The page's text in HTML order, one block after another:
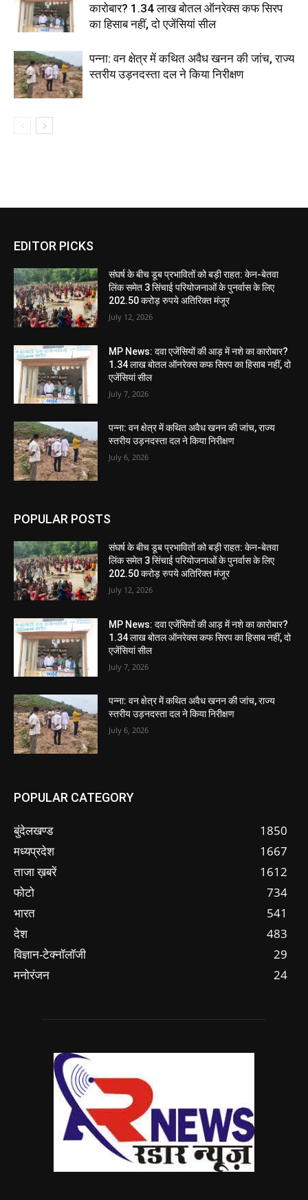
कारोबार? 1.34 लाख बोतल ऑनरेक्स कफ सिरप
का हिसाब नहीं, दो एजेंसियां सील
पन्ना: वन क्षेत्र में कथित अवैध खनन की जांच, राज्य
स्तरीय उड़नदस्ता दल ने किया निरीक्षण
EDITOR PICKS
संघर्ष के बीच डूब प्रभावितों को बड़ी राहत: केन-बेतवा
लिंक समेत 3 सिंचाई परियोजनाओं के पुनर्वास के लिए
202.50 करोड़ रुपये अतिरिक्त मंजूर
July 12, 2026
MP News: दवा एजेंसियों की आड़ में नशे का कारोबार?
1.34 लाख बोतल ऑनरेक्स कफ सिरप का हिसाब नहीं, दो
एजेंसियां सील
July 7, 2026
पन्ना: वन क्षेत्र में कथित अवैध खनन की जांच, राज्य
स्तरीय उड़नदस्ता दल ने किया निरीक्षण
July 6, 2026
POPULAR POSTS
संघर्ष के बीच डूब प्रभावितों को बड़ी राहत: केन-बेतवा
लिंक समेत 3 सिंचाई परियोजनाओं के पुनर्वास के लिए
202.50 करोड़ रुपये अतिरिक्त मंजूर
July 12, 2026
MP News: दवा एजेंसियों की आड़ में नशे का कारोबार?
1.34 लाख बोतल ऑनरेक्स कफ सिरप का हिसाब नहीं, दो
एजेंसियां सील
July 7, 2026
पन्ना: वन क्षेत्र में कथित अवैध खनन की जांच, राज्य
स्तरीय उड़नदस्ता दल ने किया निरीक्षण
July 6, 2026
POPULAR CATEGORY
बुंदेलखण्ड
1850
मध्यप्रदेश
1667
ताजा ख़बरें
1612
फोटो
734
भारत
541
देश
483
विज्ञान-टेक्नॉलॉजी
29
मनोरंजन
24